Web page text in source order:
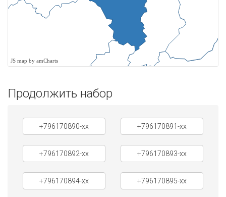
JS map by amCharts
Продолжить набор
+796170890-xx +796170891-xx
+796170892-xx +796170893-xx
+796170894-xx +796170895-xx